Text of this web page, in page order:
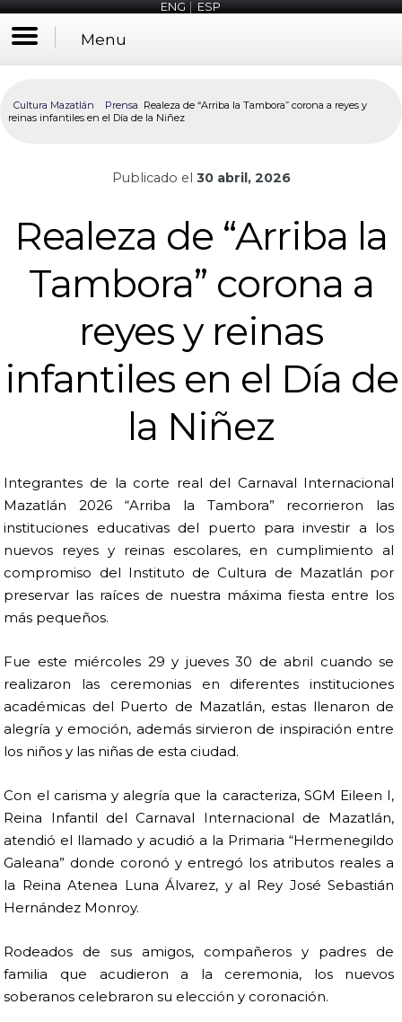
ENG|ESP
Menu
Cultura Mazatlán Prensa Realeza de “Arriba la Tambora” corona a reyes y
reinas infantiles en el Día de la Niñez
Publicado el 30 abril, 2026
Realeza de “Arriba la
Tambora” corona a
reyes y reinas
infantiles en el Día de
la Niñez
Integrantes de la corte real del Carnaval Internacional
Mazatlán 2026 “Arriba la Tambora” recorrieron las
instituciones educativas del puerto para investir a los
nuevos reyes y reinas escolares, en cumplimiento al
compromiso del Instituto de Cultura de Mazatlán por
preservar las raíces de nuestra máxima fiesta entre los
más pequeños.
Fue este miércoles 29 y jueves 30 de abril cuando se
realizaron las ceremonias en diferentes instituciones
académicas del Puerto de Mazatlán, estas llenaron de
alegría y emoción, además sirvieron de inspiración entre
los niños y las niñas de esta ciudad.
Con el carisma y alegría que la caracteriza, SGM Eileen I,
Reina Infantil del Carnaval Internacional de Mazatlán,
atendió el llamado y acudió a la Primaria “Hermenegildo
Galeana” donde coronó y entregó los atributos reales a
la Reina Atenea Luna Álvarez, y al Rey José Sebastián
Hernández Monroy.
Rodeados de sus amigos, compañeros y padres de
familia que acudieron a la ceremonia, los nuevos
soberanos celebraron su elección y coronación.